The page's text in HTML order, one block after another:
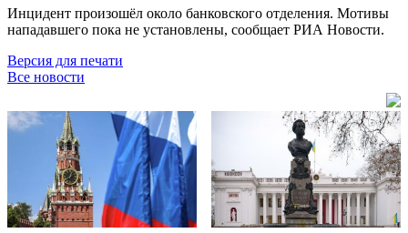
Инцидент произошёл около банковского отделения. Мотивы
нападавшего пока не установлены, сообщает РИА Новости.
Версия для печати
Все новости